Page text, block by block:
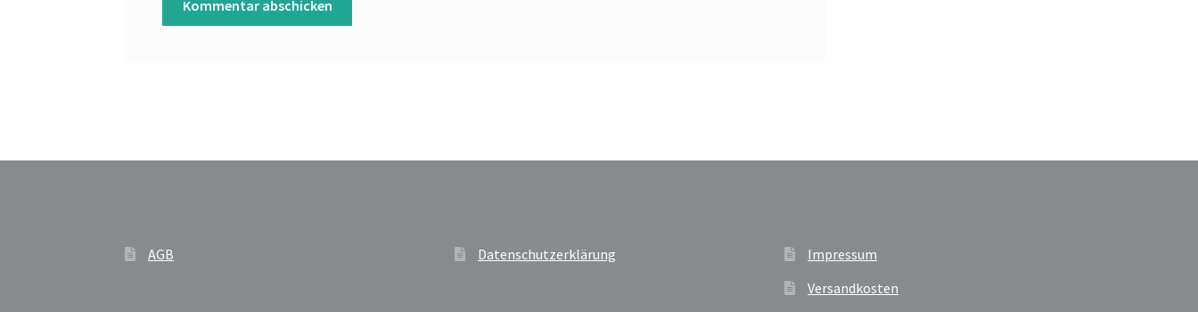
AGB Datenschutzerklärung
Impressum
Versandkosten